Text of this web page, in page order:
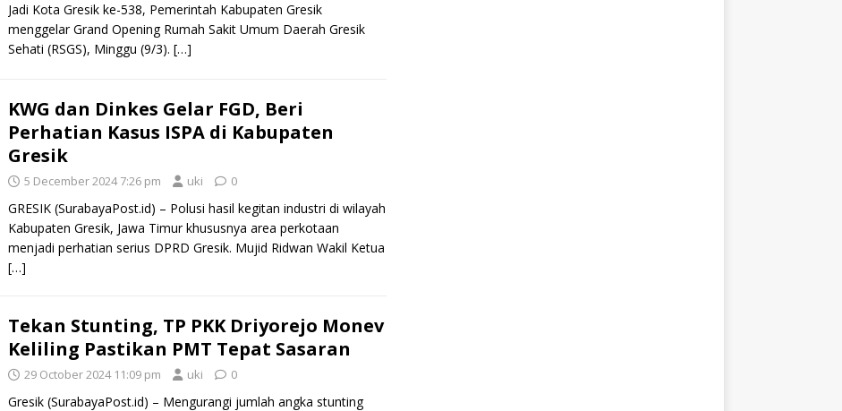
Jadi Kota Gresik ke-538, Pemerintah Kabupaten Gresik
menggelar Grand Opening Rumah Sakit Umum Daerah Gresik
Sehati (RSGS), Minggu (9/3). […]
KWG dan Dinkes Gelar FGD, Beri
Perhatian Kasus ISPA di Kabupaten
Gresik
5 December 2024 7:26 pm uki 0
GRESIK (SurabayaPost.id) – Polusi hasil kegitan industri di wilayah
Kabupaten Gresik, Jawa Timur khususnya area perkotaan
menjadi perhatian serius DPRD Gresik. Mujid Ridwan Wakil Ketua
[…]
Tekan Stunting, TP PKK Driyorejo Monev
Keliling Pastikan PMT Tepat Sasaran
29 October 2024 11:09 pm uki 0
Gresik (SurabayaPost.id) – Mengurangi jumlah angka stunting